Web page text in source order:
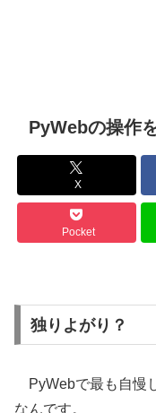
PyWebの操作
X
Pocket
独りよがり？
PyWebで最も自慢
なんです。